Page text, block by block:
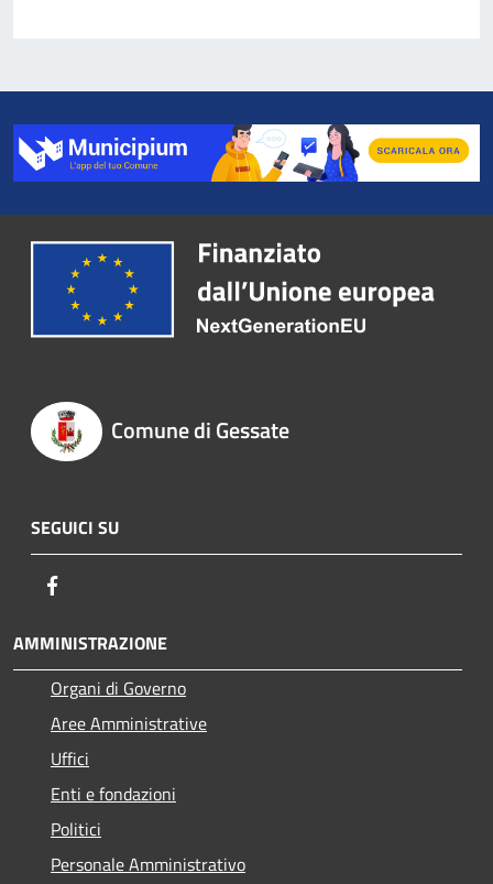
Comune di Gessate
SEGUICI SU
AMMINISTRAZIONE
Organi di Governo
Aree Amministrative
Uffici
Enti e fondazioni
Politici
Personale Amministrativo